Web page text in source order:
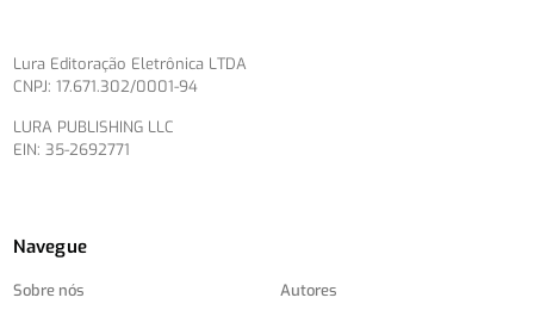
Lura Editoração Eletrônica LTDA
CNPJ: 17.671.302/0001-94
LURA PUBLISHING LLC
EIN: 35-2692771
Navegue
Sobre nós
Autores